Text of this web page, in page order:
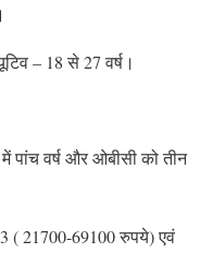
– 18 से 27 वर्ष।
पांच वर्ष और ओबीसी को तीन
( 21700-69100 रुपये) एवं